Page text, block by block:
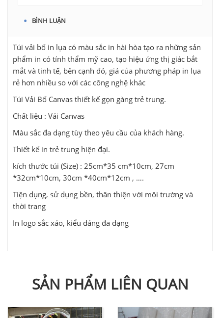
BÌNH LUẬN
Túi vải bố in lụa có màu sắc in hài hòa tạo ra những sản
phẩm in có tính thẩm mỹ cao, tạo hiệu ứng thị giác bắt
mắt và tinh tế, bên cạnh đó, giá của phương pháp in lụa
rẻ hơn nhiều so với các công nghệ khác
Túi Vải Bố Canvas thiết kế gọn gàng trẻ trung.
Chất liệu : Vải Canvas
Màu sắc đa dạng tùy theo yêu cầu của khách hàng.
Thiết kế in trẻ trung hiện đại.
kích thước túi (Size) : 25cm*35 cm*10cm, 27cm
*32cm*10cm, 30cm *40cm*12cm , ….
Tiện dụng, sử dụng bền, thân thiện với môi trường và
thời trang
In logo sắc xảo, kiểu dáng đa dạng
SẢN PHẨM LIÊN QUAN